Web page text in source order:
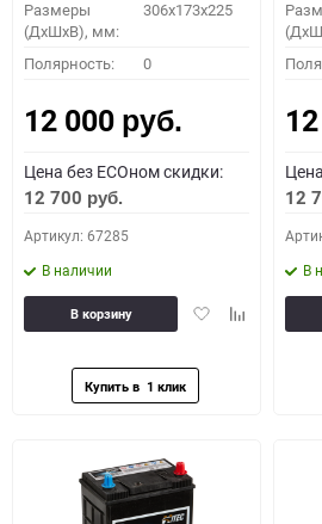
Размеры
(ДхШхВ), мм:
306x173x225
Полярность: 0
12 000 руб.
Цена без ECOном скидки:
12 700 руб.
Артикул: 67285
В наличии
ДобавитьДобавить
В корзину
12
В